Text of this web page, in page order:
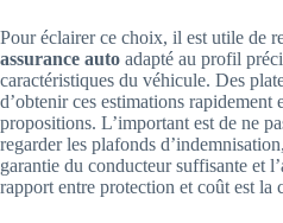
Pour éclairer ce choix, il est utile de
assurance auto adapté au profil
caractéristiques du véhicule. Des
d’obtenir ces estimations rapidement
propositions. L’important est de ne
regarder les plafonds
garantie du conducteur suffisante et
rapport entre protection et coût est la